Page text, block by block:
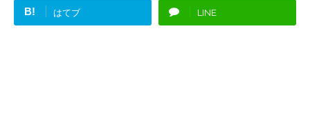
B! はてブ LINE